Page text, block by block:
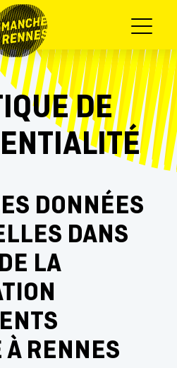
Menu
DE
DONNÉES
DANS
LA
RENNES